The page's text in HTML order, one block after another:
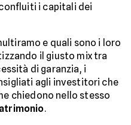
i capitali dei
e quali sono i loro
il giusto mix tra
di garanzia, i
agli investitori che
chiedono nello stesso
.